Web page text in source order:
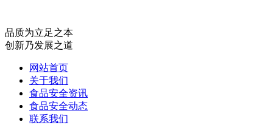
品质为立足之本
创新乃发展之道
网站首页
关于我们
食品安全资讯
食品安全动态
联系我们